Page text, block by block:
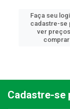
Faça seu
cadastre-se
ver
comprar
Cadastre-se